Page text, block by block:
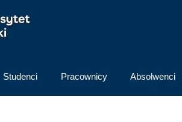
Studenci Pracownicy Absolwenci